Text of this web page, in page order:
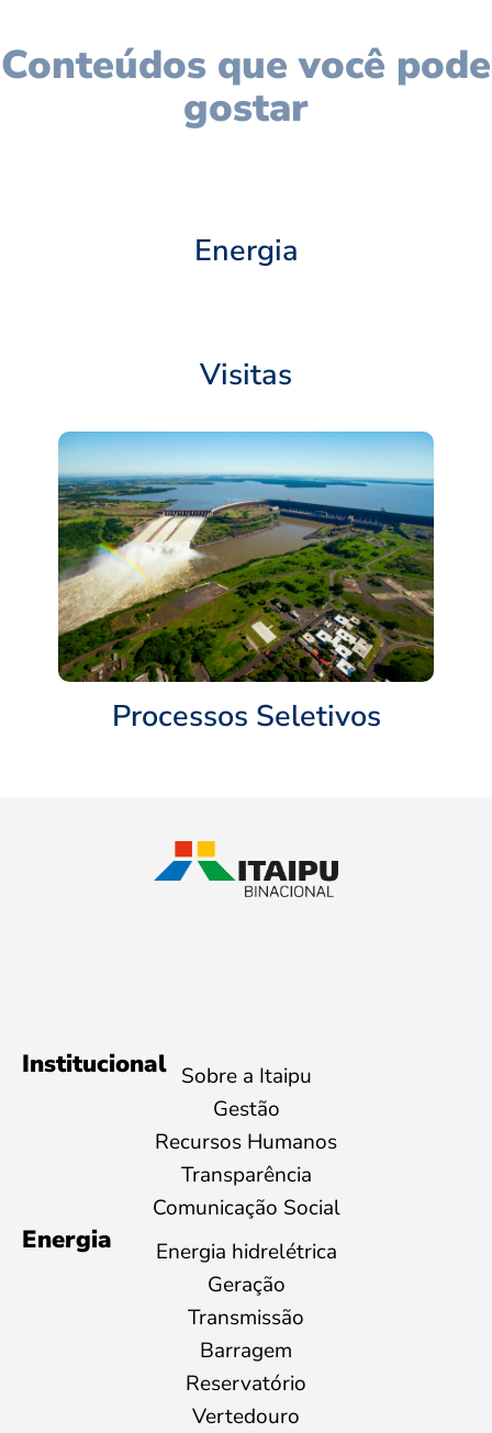
Conteúdos que você pode
gostar
Energia
Visitas
Processos Seletivos
Institucional Sobre a Itaipu
Gestão
Recursos Humanos
Transparência
Comunicação Social
Energia
Energia hidrelétrica
Geração
Transmissão
Barragem
Reservatório
Vertedouro